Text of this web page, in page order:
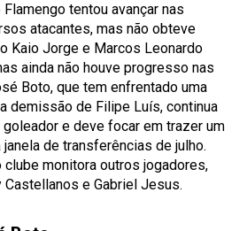
tentou avançar nas
atacantes, mas não obteve
Kaio Jorge e Marcos Leonardo
ainda não houve progresso nas
Boto, que tem enfrentado uma
demissão de Filipe Luís, continua
e deve focar em trazer um
de transferências de julho.
clube monitora outros jogadores,
e Gabriel Jesus.